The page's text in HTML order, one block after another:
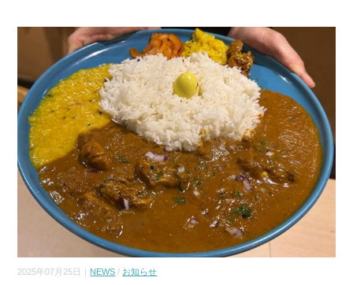
2025年07月25日｜ NEWS / お知らせ